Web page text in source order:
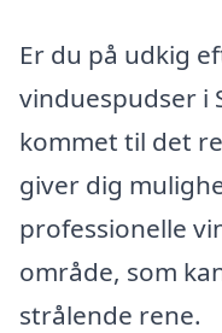
Er du på udkig
vinduespudser i
kommet til det
giver dig
professionelle
område, som
strålende rene.